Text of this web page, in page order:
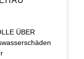
ÜBER